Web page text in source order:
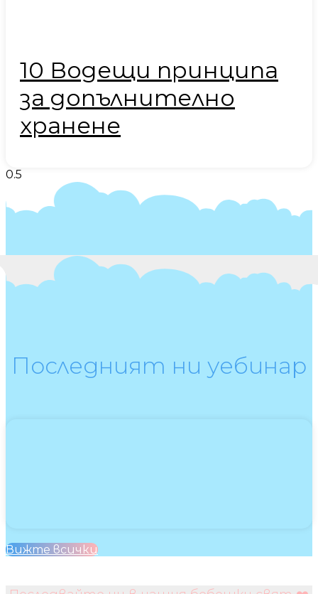
10 Водещи принципа
за допълнително
хранене
Последният ни уебинар
Вижте всички